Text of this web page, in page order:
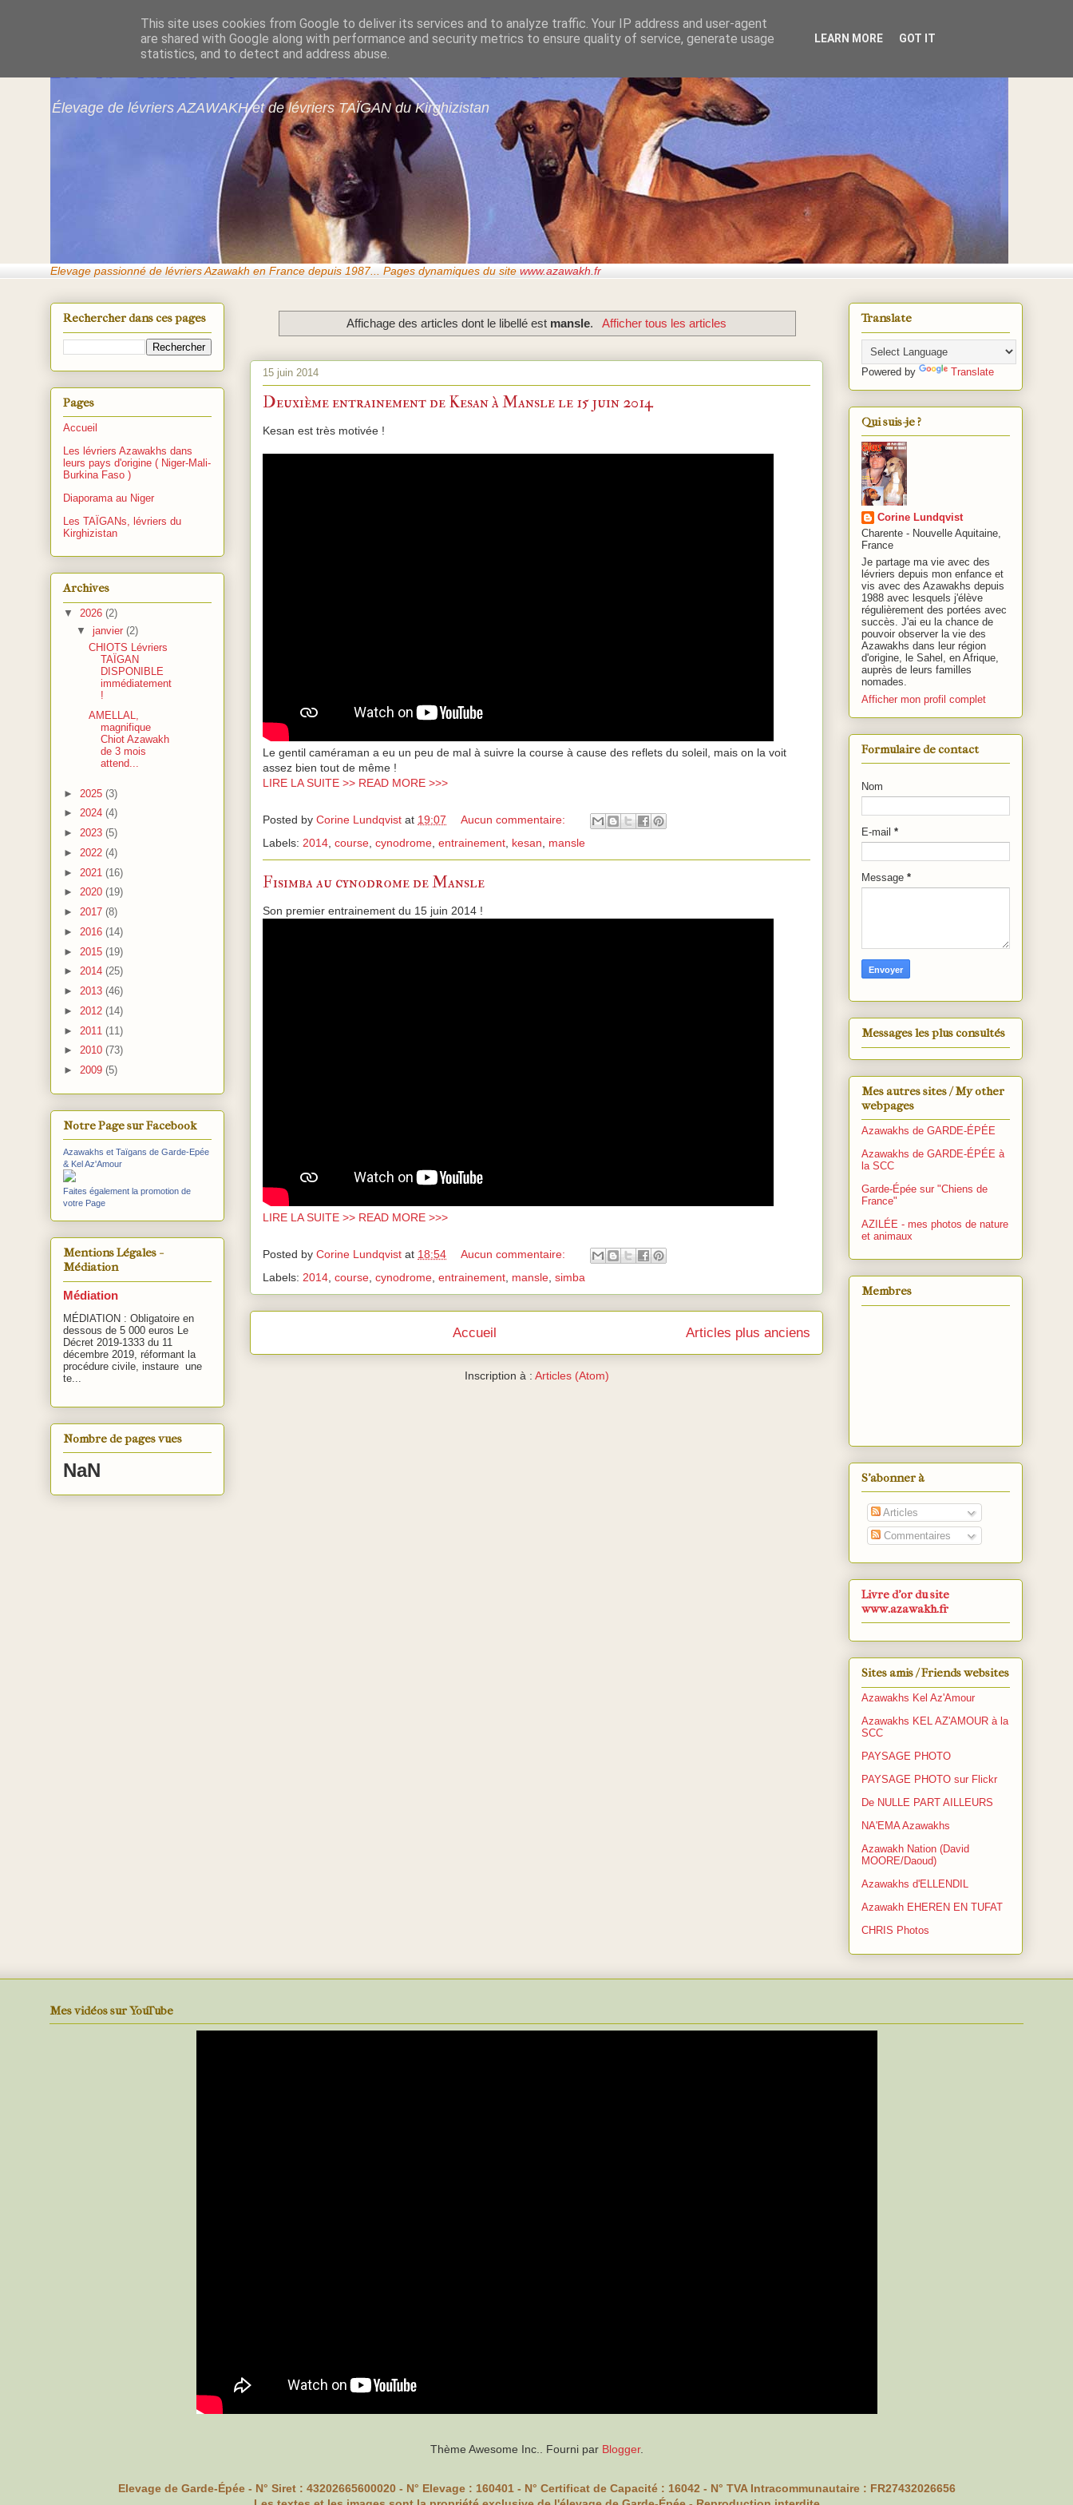
Azawakhs & Taïgans de GARDE-ÉPÉE
Élevage de lévriers AZAWAKH et de lévriers TAÏGAN du Kirghizistan
Elevage passionné de lévriers Azawakh en France depuis 1987.. . Pages dynamiques du site www.azawakh.fr
Affichage des articles dont le libellé est mansle. Afficher tous les articles
15 juin 2014
Deuxième entrainement de Kesan à Mansle le 15 juin 2014
Kesan est très motivée !
Le gentil caméraman a eu un peu de mal à suivre la course à cause des reflets du soleil, mais on la voit
assez bien tout de même !
LIRE LA SUITE >> READ MORE >>>
Posted by Corine Lundqvist at 19:07
Aucun commentaire:
Labels: 2014, course, cynodrome, entrainement, kesan, mansle
Fisimba au cynodrome de Mansle
Son premier entrainement du 15 juin 2014 !
LIRE LA SUITE >> READ MORE >>>
Posted by Corine Lundqvist at 18:54
Aucun commentaire:
Labels: 2014, course, cynodrome, entrainement, mansle, simba
Articles plus anciens
Accueil
Inscription à : Articles (Atom)
Rechercher dans ces pages
Pages
Accueil
Les lévriers Azawakhs dans
leurs pays d'origine ( Niger-Mali-
Burkina Faso )
Diaporama au Niger
Les TAÏGANs, lévriers du
Kirghizistan
Archives
▼ 2026 (2)
▼ janvier (2)
CHIOTS Lévriers
TAÏGAN
DISPONIBLE
immédiatement
!
AMELLAL,
magnifique
Chiot Azawakh
de 3 mois
attend...
► 2025 (3)
► 2024 (4)
► 2023 (5)
► 2022 (4)
► 2021 (16)
► 2020 (19)
► 2017 (8)
► 2016 (14)
► 2015 (19)
► 2014 (25)
► 2013 (46)
► 2012 (14)
► 2011 (11)
► 2010 (73)
► 2009 (5)
Notre Page sur Facebook
Azawakhs et Taïgans de Garde-Epée
& Kel Az'Amour
Faites également la promotion de
votre Page
Mentions Légales -
Médiation
Médiation
MÉDIATION : Obligatoire en
dessous de 5 000 euros Le
Décret 2019-1333 du 11
décembre 2019, réformant la
procédure civile, instaure une
te...
Nombre de pages vues
NaN
Translate
Powered by Translate
Qui suis-je ?
Corine Lundqvist
Charente - Nouvelle Aquitaine,
France
Je partage ma vie avec des
lévriers depuis mon enfance et
vis avec des Azawakhs depuis
1988 avec lesquels j'élève
régulièrement des portées avec
succès. J'ai eu la chance de
pouvoir observer la vie des
Azawakhs dans leur région
d'origine, le Sahel, en Afrique,
auprès de leurs familles
nomades.
Afficher mon profil complet
Formulaire de contact
Nom
E-mail *
Message *
Messages les plus consultés
Mes autres sites / My other
webpages
Azawakhs de GARDE-ÉPÉE
Azawakhs de GARDE-ÉPÉE à
la SCC
Garde-Épée sur "Chiens de
France"
AZILÉE - mes photos de nature
et animaux
Membres
S’abonner à
Articles
Commentaires
Livre d'or du site
www.azawakh.fr
Sites amis / Friends websites
Azawakhs Kel Az'Amour
Azawakhs KEL AZ'AMOUR à la
SCC
PAYSAGE PHOTO
PAYSAGE PHOTO sur Flickr
De NULLE PART AILLEURS
NA'EMA Azawakhs
Azawakh Nation (David
MOORE/Daoud)
Azawakhs d'ELLENDIL
Azawakh EHEREN EN TUFAT
CHRIS Photos
Mes vidéos sur YouTube
Thème Awesome Inc.. Fourni par Blogger.
Elevage de Garde-Épée - N° Siret : 43202665600020 - N° Elevage : 160401 - N° Certificat de Capacité : 16042 - N° TVA Intracommunautaire : FR27432026656
This site uses cookies from Google to deliver its services and to analyze traffic. Your IP address and user-agent
are shared with Google along with performance and security metrics to ensure quality of service, generate usage
statistics, and to detect and address abuse.
LEARN MORE GOT IT